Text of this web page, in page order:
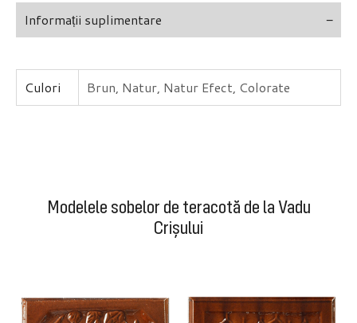
Informații suplimentare
Culori Brun, Natur, Natur Efect, Colorate
Modelele sobelor de teracotă de la Vadu
Crișului